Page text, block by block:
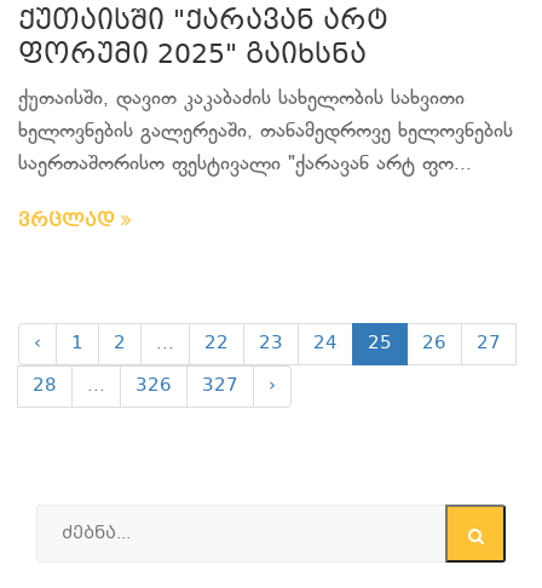
ქუთაისში "ქარავან არტ
ფორუმი 2025" გაიხსნა
ქუთაისში, დავით კაკაბაძის სახელობის სახვითი
ხელოვნების გალერეაში, თანამედროვე ხელოვნების
საერთაშორისო ფესტივალი "ქარავან არტ ფო...
ვრცლად
‹ 1 2 ... 22 23 24 25 26
27
28
... 326 327 ›